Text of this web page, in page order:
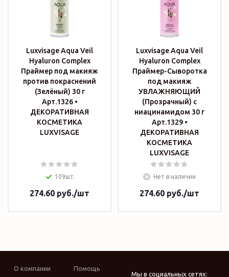
Luxvisage Aqua Veil
Hyaluron Complex
Праймер под макияж
против покраснений
(Зелёный) 30 г
Арт.1326 •
ДЕКОРАТИВНАЯ
КОСМЕТИКА
LUXVISAGE
109шт.
274.60 руб./шт
Luxvisage Aqua Veil
Hyaluron Complex
Праймер-Сыворотка
под макияж
УВЛАЖНЯЮЩИЙ
(Прозрачный) с
ниацинамидом 30 г
Арт.1329 •
ДЕКОРАТИВНАЯ
КОСМЕТИКА
LUXVISAGE
Нет в наличии
274.60 руб./шт
О компании
Помощь
Мы в социальных сетях: